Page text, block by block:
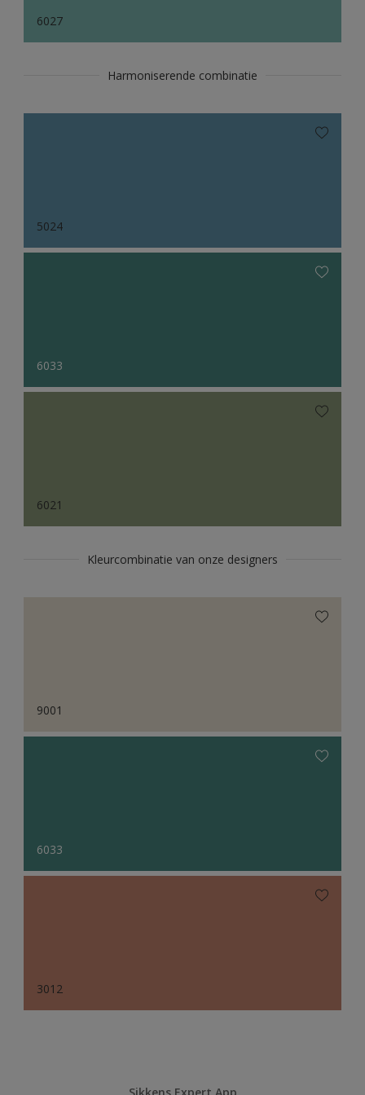
6027
Harmoniserende combinatie
5024
6033
6021
Kleurcombinatie van onze designers
9001
6033
3012
Sikkens Expert App